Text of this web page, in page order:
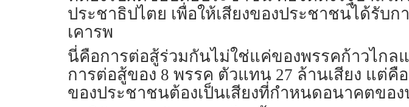
ประชาธิปไตย เพื่อให้เสียงของประชาชนได้รับ
เคารพ
นี่คือการต่อสู้ร่วมกันไม่ใช่แค่ของพรรคก้าวไกล
การต่อสู้ของ 8 พรรค ตัวแทน 27 ล้านเสียง แต่คื
ของประชาชนต้องเป็นเสียงที่กำหนดอนาคตของ